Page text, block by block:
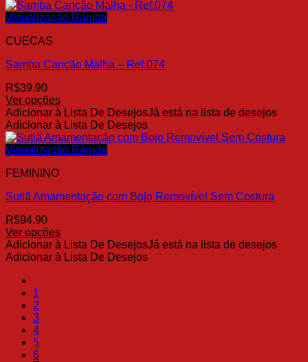
produto
através
R$39.90
tem
várias
As
podem
escolhidas
na
página
do
produto
Visualização Rápida
CUECAS
Samba Canção Malha – Ref.074
R$39.90
Ver opções
Este
produto
tem
várias
As
podem
escolhidas
na
página
do
Adicionar à Lista De DesejosJá está na lista de desejos
Adicionar à Lista De Desejos
Visualização Rápida
FEMININO
Sutiã Amamentação com Bojo Removível Sem Costura
R$94.90
Ver opções
Este
produto
várias
variantes.
opções
podem
escolhidas
Adicionar à Lista De DesejosJá está na lista de desejos
Adicionar à Lista De Desejos
1
2
3
4
5
6